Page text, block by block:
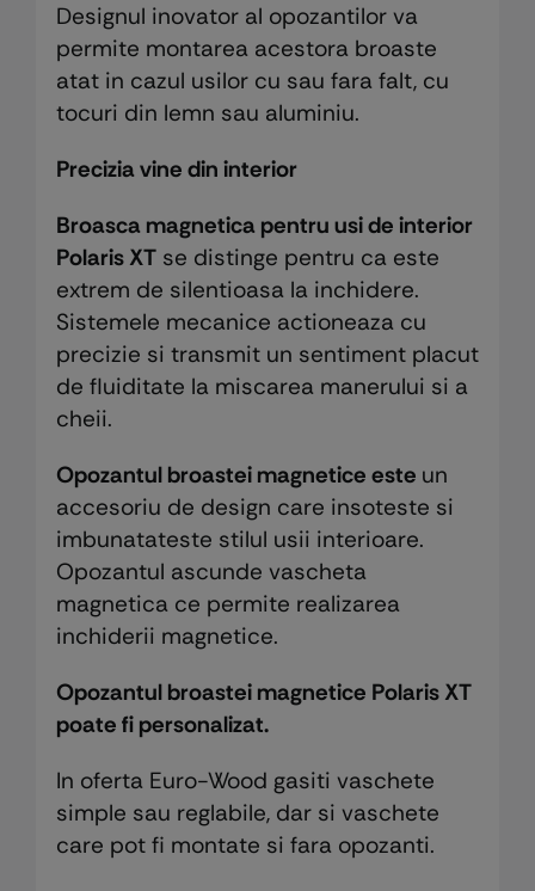
Designul inovator al opozantilor va
permite montarea acestora broaste
atat in cazul usilor cu sau fara falt, cu
tocuri din lemn sau aluminiu.
Precizia vine din interior
Broasca magnetica pentru usi de interior
Polaris XTse distinge pentru ca este
extrem de silentioasa la inchidere.
Sistemele mecanice actioneaza cu
precizie si transmit un sentiment placut
de fluiditate la miscarea manerului si a
cheii.
Opozantul broastei magnetice este un
accesoriu de design care insoteste si
imbunatateste stilul usii interioare.
Opozantul ascunde vascheta
magnetica ce permite realizarea
inchiderii magnetice.
Opozantul broastei magnetice Polaris XT
poate fi personalizat.
In oferta Euro-Wood gasiti vaschete
simple sau reglabile, dar si vaschete
care pot fi montate si fara opozanti.